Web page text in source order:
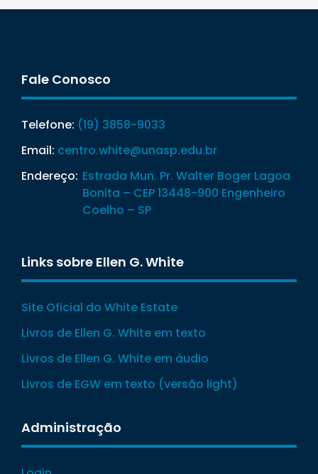
Fale Conosco
Telefone: (19) 3858-9033
Email: centro.white@unasp.edu.br
Endereço: Estrada Mun. Pr. Walter Boger Lagoa
Bonita – CEP 13448-900 Engenheiro
Coelho – SP
Links sobre Ellen G. White
Site Oficial do White Estate
Livros de Ellen G. White em texto
Livros de Ellen G. White em áudio
Livros de EGW em texto (versão light)
Administração